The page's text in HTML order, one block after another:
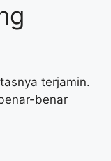
terjamin.
benar